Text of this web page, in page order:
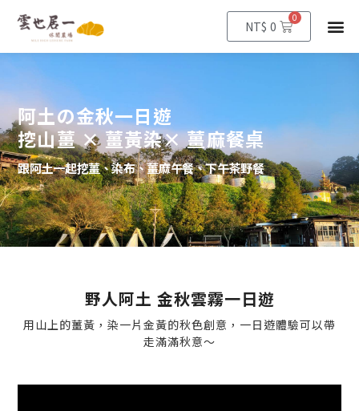
NT$ 0
0
購
物
籃
選
單
阿土の金秋一日遊
挖山薑 × 薑黃染× 薑麻餐桌
跟阿土一起挖薑、染布、薑麻午餐、下午茶野餐
野人阿土 金秋雲霧一日遊
用山上的薑黃，染一片金黃的秋色創意，一日遊體驗可以帶
走滿滿秋意～